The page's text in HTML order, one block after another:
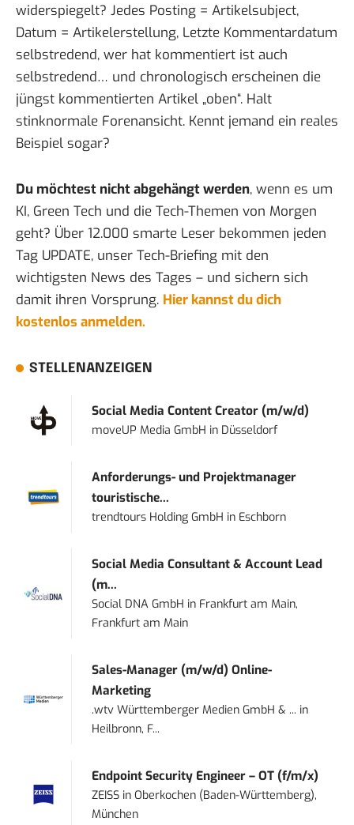
widerspiegelt? Jedes Posting = Artikelsubject,
Datum = Artikelerstellung, Letzte Kommentardatum
selbstredend, wer hat kommentiert ist auch
selbstredend… und chronologisch erscheinen die
jüngst kommentierten Artikel „oben“. Halt
stinknormale Forenansicht. Kennt jemand ein reales
Beispiel sogar?
Du möchtest nicht abgehängt werden, wenn es um
KI, Green Tech und die Tech-Themen von Morgen
geht? Über 12.000 smarte Leser bekommen jeden
Tag UPDATE, unser Tech-Briefing mit den
wichtigsten News des Tages – und sichern sich
damit ihren Vorsprung. Hier kannst du dich
kostenlos anmelden.
STELLENANZEIGEN
Social Media Content Creator (m/w/d)
moveUP Media GmbH in Düsseldorf
Anforderungs- und Projektmanager
touristische...
trendtours Holding GmbH in Eschborn
Social Media Consultant & Account Lead
(m...
Social DNA GmbH in Frankfurt am Main,
Frankfurt am Main
Sales-Manager (m/w/d) Online-
Marketing
.wtv Württemberger Medien GmbH & ... in
Heilbronn, F...
Endpoint Security Engineer – OT (f/m/x)
ZEISS inOberkochen (Baden-Württemberg),
München